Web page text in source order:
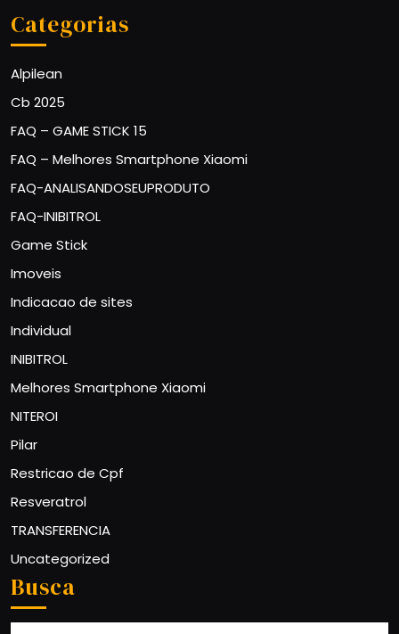
Categorias
Alpilean
Cb 2025
FAQ – GAME STICK 15
FAQ – Melhores Smartphone Xiaomi
FAQ-ANALISANDOSEUPRODUTO
FAQ-INIBITROL
Game Stick
Imoveis
Indicacao de sites
Individual
INIBITROL
Melhores Smartphone Xiaomi
NITEROI
Pilar
Restricao de Cpf
Resveratrol
TRANSFERENCIA
Uncategorized
Busca